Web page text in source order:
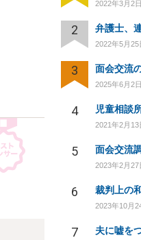
2022年3月2日
2 弁護士、
2022年5月25
3 面会交流
2025年6月2日
4
2021年2月13
5 面会交流
2023年2月27
6 裁判上の
2023年10月
7 夫に嘘を